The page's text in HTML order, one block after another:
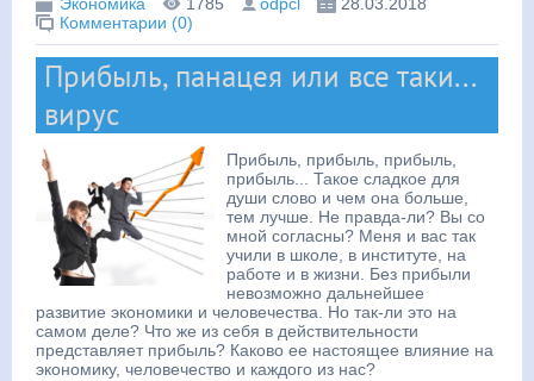
Комментарии (0)
Прибыль, панацея или все таки...
вирус
Прибыль, прибыль, прибыль,
прибыль... Такое сладкое для
души слово и чем она больше,
тем лучше. Не правда-ли? Вы со
мной согласны? Меня и вас так
учили в школе, в институте, на
работе и в жизни. Без прибыли
невозможно дальнейшее
развитие экономики и человечества. Но так-ли это на
самом деле? Что же из себя в действительности
представляет прибыль? Каково ее настоящее влияние на
экономику, человечество и каждого из нас?